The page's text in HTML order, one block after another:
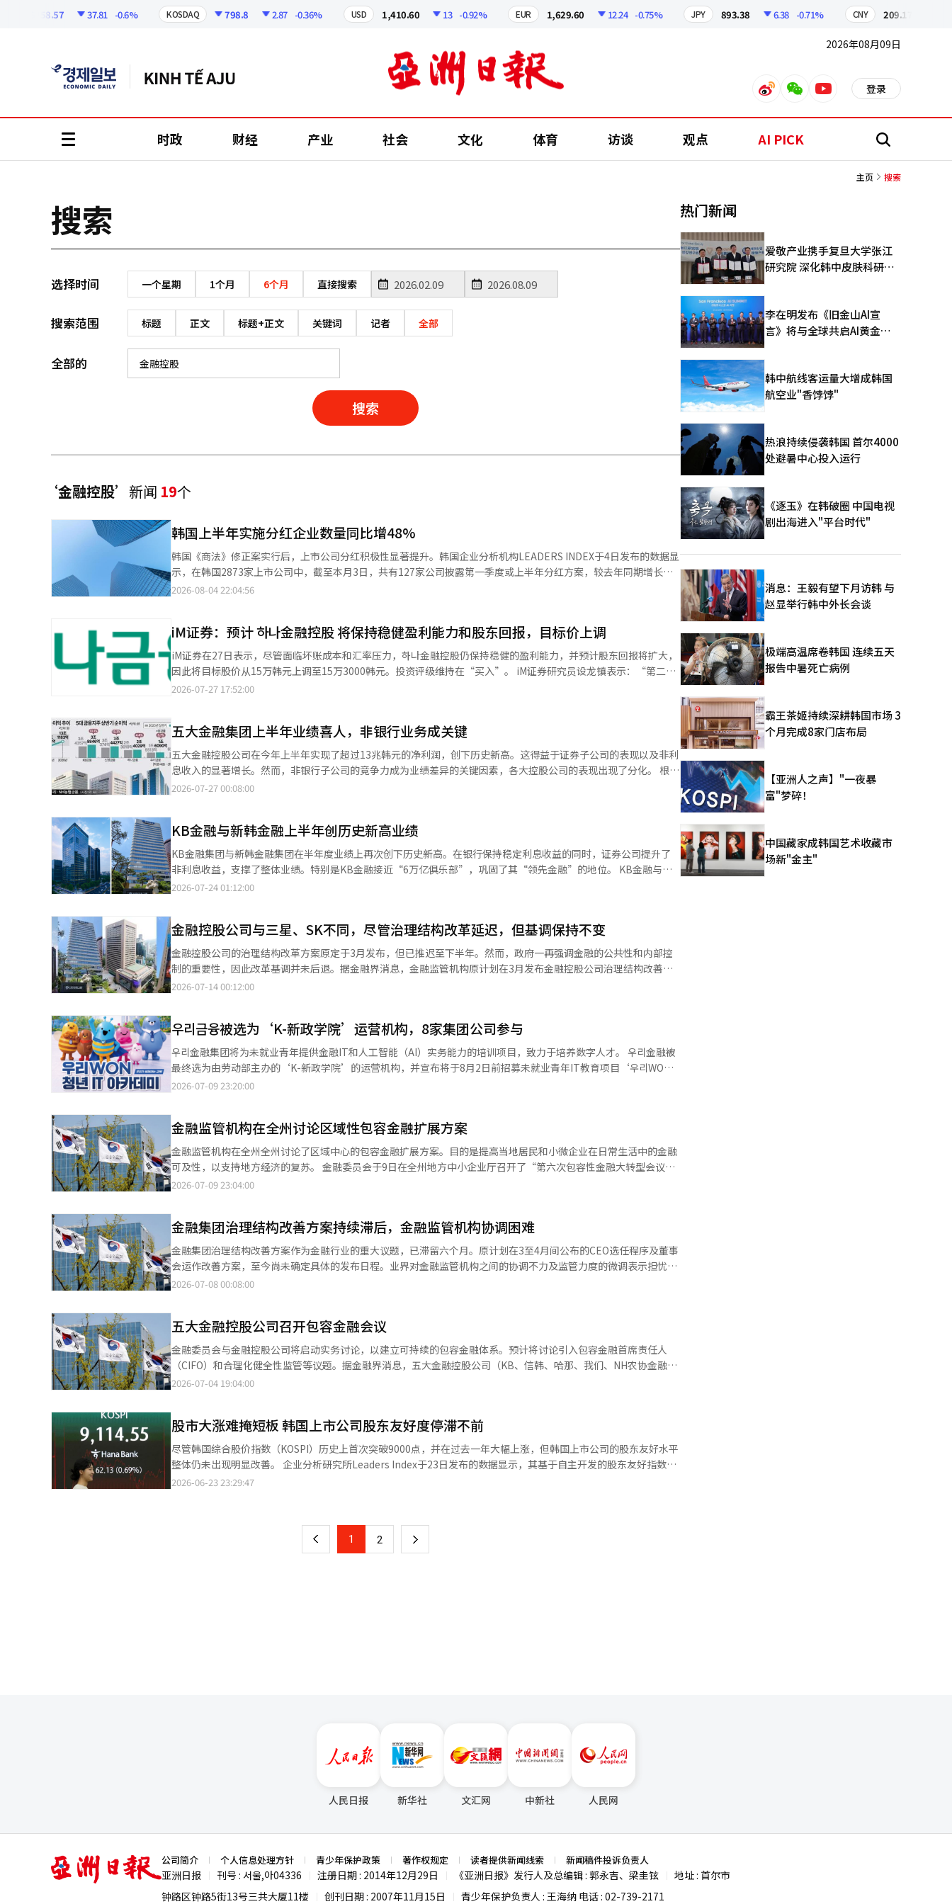
6258.57 37.81 -0.6% KOSDAQ 798.8 2.87 -0.36% USD 1,410.60 13 -0.92% EUR 1,629.60 12.24 -0.75% JPY 893.38 6.38 -0.71% CNY 209.17
2026年08月09日
weiboweixinyoutube 登录
时政 财经 产业 社会 文化 体育 访谈 观点 AI PICK 搜
主页 搜索
搜索
选择时间 一个星期 1个月 6个月 直接搜索
搜索范围 标题 正文 标题+正文 关键词 记者 全部
全部的
搜索
‘金融控股’ 新闻 19个
韩国上半年实施分红企业数量同比增48%
韩国《商法》修正案实行后，上市公司分红积极性显著提升。韩国企业分析机构LEADERS INDEX于4日发布的数据显
示，在韩国2873家上市公司中，截至本月3日，共有127家公司披露第一季度或上半年分红方案，较去年同期增长
47.7%。 上述企业上半年分红总额由去年同期的11.416万亿韩元（约合人民币541.6亿元）增至13.52万亿韩元，同比
2.4533万亿韩元和2.4559万亿韩元，上半年累计分红4.9092万亿韩元。不过，受股价上涨影响，三星电子股息率第一
季度和第二季度分别为0.2%和0.1%。 现代汽车以1.3092万亿韩元的上半年分红规模位居第二。韩国四大金融控股公
司分红规模也较去年同期明显增加，其中KB金融控股、新韩金融控股、韩亚金融控股和友利金融控股分别派发股息
8109亿韩元、6963亿韩元、6151亿韩元和3210亿韩元，同比分别增长21.1%、25.4%、23%和9.1%。 HD现代集团
旗下多家公司分红增长尤为明显。其中，HD现代重工、HD韩国造船海洋、HD现代、HD现代电气和HD现代海洋解决
年728亿韩元的分红收入位居第一；现代汽车集团名誉会长郑梦九以671亿韩元排名第二；峨山财团理事长郑梦准以
546亿韩元位列第三。 去年排名第一的三星家族成员、Leeum美术馆名誉馆长洪罗喜因出售部分股票筹措遗产税资
金，今年分红收入降至544亿韩元，排名第四。三星物产社长李叙显（341亿韩元）、新罗酒店社长李富真（312亿韩
元）、现代汽车集团会长郑义宣（284亿韩元）、SK集团会长崔泰源（195亿韩元）、好丽友集团副会长李和卿
（141亿韩元）以及HD现代会长郑基宣（126亿韩元）也跻身前十。 此外，在127家公布分红方案的企业中，包括友
2026-08-04 22:04:56
iM证券：预计 하나金融控股 将保持稳健盈利能力和股东回报，目标价上调
iM证券在27日表示，尽管面临坏账成本和汇率压力，하나金融控股仍保持稳健的盈利能力，并预计股东回报将扩大，
因此将目标股价从15万韩元上调至15万3000韩元。投资评级维持在“买入”。 iM证券研究员设龙镇表示：“第二季
度的归母净利润为1兆1928亿韩元，同比增长1.7%，符合预期。”他指出：“尽管汇率上升和大规模坏账成本的影
主要来自银行和证券资产管理部门，手续费收入大幅增加。”他预计：“考虑到当前汇率水平，下半年将基于非货币
性汇兑收益和股票挂钩证券（ELS）准备金的回收，盈利将进一步改善。” 设研究员表示：“集团的普通股资本充足
率（CET1）在汇率等因素的影响下，依然保持稳健的盈利能力，防止了下降幅度。”他还透露：“下半年将宣布约
2500亿韩元的自购股票和注销计划，并计划在第三季度业绩发布时再次宣布自购股票和注销。” 同时，他补充
道：“新的价值提升政策提出了目标股东权益回报率（ROE）12%、CET1比率13%以上以及总股东回报率50%以上
翻译与编辑。
2026-07-27 17:52:00
五大金融集团上半年业绩喜人，非银行业务成关键
五大金融控股公司在今年上半年实现了超过13兆韩元的净利润，创下历史新高。这得益于证券子公司的表现以及非利
息收入的显著增长。然而，非银行子公司的竞争力成为业绩差异的关键因素，各大控股公司的表现出现了分化。 根据
金融界的统计，KB、信韩、 하나、我们和NH农协金融等五大金融控股公司上半年的合并净利润为13兆1183亿韩元，
亿韩元（增长4.4%），农协金融1兆7791亿韩元（增长9.2%），我们金融1兆6090亿韩元（增长3.7%）。除我们金
融外，其他四家控股公司均创下了半年度最高业绩。 今年上半年最显著的变化是非银行部门的影响力扩大。五大金融
控股公司上半年的非利息收入合计达到10兆7776亿韩元，创下历史新高，较去年同期增长27.6%。在股市繁荣的背
景下，资本市场部门的手续费收入推动了整体业绩的增长。 各控股公司的表现也因非银行子公司的业绩而有所不同。
证券部门的业绩明显影响了金融控股公司整体利润的增长，规模相对较小的 하나和我们金融的业绩改善幅度不及KB
7963亿韩元，占集团整体净利润的21%。 信韩金融的信韩投资证券也实现了净利润5777亿韩元，同比增长123%，
推动了整体业绩。非银行部门的利润贡献度也上升至35%。农协金融的NH投资证券上半年实现净利润9652亿韩元，
非银行贡献度提高至39.7%。因此，农协金融超越我们金融，稳居金融控股公司净利润第四位。 相反， 하나金融和我
们金融未能克服非银行子公司规模的差异，表现相对平稳。虽然 하나证券的净利润增长了155.7%，达到2731亿韩
元，增幅显著，但与领先集团相比，绝对规模仍然较小。我们投资证券在同一时期的净利润增长了47%，但仅为247
士表示：“在家庭贷款监管的背景下，证券和资产管理等非银行子公司在集团业绩中的作用日益增强。下半年，资本
市场的竞争力将成为金融控股公司盈利能力的关键变量。”
2026-07-27 00:08:00
KB金融与新韩金融上半年创历史新高业绩
KB金融集团与新韩金融集团在半年度业绩上再次创下历史新高。在银行保持稳定利息收益的同时，证券公司提升了
非利息收益，支撑了整体业绩。特别是KB金融接近“6万亿俱乐部”，巩固了其“领先金融”的地位。 KB金融与新
韩金融在23日的业绩发布会上表示，今年上半年净利润分别为3兆8846亿韩元和3兆4427亿韩元，均为半年度历史最
的繁荣使得非利息收益显著上升。 KB金融上半年的利息收益和非利息收益分别为6兆4783亿韩元和3兆6292亿韩元，
较去年同期增长1.7%和33.3%。在稳定的利息收益基础上，股市的繁荣使得手续费收益大幅提升。新韩金融的上半年
利息收益和非利息收益分别为6兆1585亿韩元和2兆6381亿韩元，增长7.7%和19.7%。 业绩在非银行子公司中有所不
同。上半年KB金融的非银行净收益占比达到44%，而新韩金融则为35%。新韩金融正在考虑收购包括乐天保险在内
的保险公司，以加强其非银行子公司。 不过，核心子公司“领先银行”的地位由新韩银行占据。新韩银行在第一季度
元，同比增长1.7%。 随着KB金融和新韩金融的良好业绩，市场预计四大金融控股公司（KB、新韩、 하나、우리金
融）的上半年净利润也将创下半年度历史新高。根据F&Guide的预测， 하나金融和우리金融的上半年净利润预计分别
为2兆4900亿韩元和1兆5360亿韩元。因此，四大控股公司的上半年净利润规模预计为11兆3533亿韩元。 하나和우리
金融将在24日发布上半年业绩。
2026-07-24 01:12:00
金融控股公司与三星、SK不同，尽管治理结构改革延迟，但基调保持不变
金融控股公司的治理结构改革方案原定于3月发布，但已推迟至下半年。然而，政府一再强调金融的公共性和内部控
制的重要性，因此改革基调并未后退。据金融界消息，金融监管机构原计划在3月发布金融控股公司治理结构改善方
案，但由于与总统府的协调工作延长，尚未确定具体的发布时点。该改革方案预计将包括首席执行官(CEO)连任标
准的协调过程，并非政策方向的改变。政策室长金永范在最近的一次论坛上表示：“金融控股公司的外资持股超过
60%，但不能与三星、SK相提并论。”KB、信韩、 하나、我们的四大金融控股公司外资持股率大多超过60%。虽然
三星电子和SK集团的外资持股也超过一半，但政府对这两个行业的看法有所不同。半导体等高科技产业被视为国家竞
争力的战略产业，而金融则因其强烈的公共性，需要更严格的管理和责任。金融界认为，金室长的发言虽然没有直接
提及治理结构改革，但反映了政府对金融控股公司应加强公共性和责任的看法。这一基调与李在明总统的既往发言相
是盈利。去年底的金融委员会工作报告中批评道：“放任不管会导致腐败的内圈形成，少数人随意行使控制权。”因
此，尽管改革方案的发布推迟至下半年，但预计将继续加强董事会的制衡功能、内部控制和管理层的责任。金融界人
士表示：“在加强金融公司的公共性和责任的同时，必须找到不过度损害管理自主性的平衡点。”※ 本报道经人工智
能（AI）系统翻译与编辑。
2026-07-14 00:12:00
우리금융被选为‘K-新政学院’运营机构，8家集团公司参与
우리金融集团将为未就业青年提供金融IT和人工智能（AI）实务能力的培训项目，致力于培养数字人才。 우리金融被
最终选为由劳动部主办的‘K-新政学院’的运营机构，并宣布将于8月2日前招募未就业青年IT教育项目‘우리WON
青年IT学院’的学员。 K-新政学院是大型企业等为未就业青年设计和运营的职业培训项目，属于劳动部的青年支持事
司共同参与。将选拔60名年龄在15岁至34岁之间的未就业青年，提供总计600小时的数字职能能力开发（416小时）
和金融行业整体理解（184小时）课程。 此次课程将由우리金融的员工专家直接担任讲师，传授金融行业的实务经验
和诀窍，采用以现场为中心的教育方式。新引入AX黑客马拉松和金融AX洞察项目，让学员们通过AI技术直接解决金
融问题，进行实战项目。 최성석우리金融未来基金副部长表示：“우리WON青年IT学院旨在支持青年增强数字能力和
为稳定的未来做好准备”，并表示：“我们将尽最大努力支持需要帮助的青年实现自立和成长。”※ 本报道经人工智
2026-07-09 23:20:00
金融监管机构在全州讨论区域性包容金融扩展方案
金融监管机构在全州全州讨论了区域中心的包容金融扩展方案。目的是提高当地居民和小微企业在日常生活中的金融
可及性，以支持地方经济的复苏。 金融委员会于9日在全州地方中小企业厅召开了“第六次包容性金融大转型会议暨
区域金融座谈会”。会议上，出席了全州特别自治道知事李元泽、邮政事业本部本部长朴仁焕、全州、光州、釜山银
的金融困难。李委员长强调：“地方均衡发展不仅是地方的问题，也是影响韩国可持续增长的国家性课题。”他指
出：“区域金融是保护小微企业日常生活和支持地方企业成长的核心基础。” 金融委员会计划推动居民和中小企业、
小微企业能够感受到的生活贴近型金融政策。从20日起，全国20个总管邮局将启动银行代理业务的试点项目。无法前
往银行网点的当地居民可以在附近的邮局咨询和申请国民银行、信贷银行、我们的银行和 하나银行的个人信用贷款和
新希望种子贷款，并在比较各银行的审核结果后签订贷款协议。 地方银行和互联网专业银行将共同推进小微企业和个
出相关产品。此举旨在结合地方银行的区域贴近型审核能力和互联网银行的低融资成本及非面对面渠道，降低地方中
小企业和小微企业的利率负担。 针对地方弱势群体的共生保险也将得到扩展。保险行业利用300亿韩元规模的共生基
金，为地方弱势群体提供免费的定制保险。全州于去年9月与保险行业首次签署了共生保险业务协议，预计下个月将
为全州的小微企业提供包括意外和火灾保险在内的综合保险。 金融委员会计划未来向独居老人等弱势老年群体提供意
外保险和健康护理服务，并扩大应对气候灾害和网络诈骗等新风险的保险保障。改版后的共生保险产品预计在2027年
2026-07-09 23:04:00
金融集团治理结构改善方案持续滞后，金融监管机构协调困难
金融集团治理结构改善方案作为金融行业的重大议题，已滞留六个月。原计划在3至4月间公布的CEO选任程序及董事
会运作改善方案，至今尚未确定具体的发布日程。业界对金融监管机构之间的协调不力及监管力度的微调表示担忧，
认为这可能削弱政策的推动力。 根据7日金融界的消息，金融委员会与金融监督院尚未确定治理结构改善方案的发布
致方案的有效性下降。目前预计将在15日总统工作报告前发布。 治理结构改善方案的工作始于去年12月，时任总统
李在明对金融控股公司董事长连任的惯例提出了“腐败的内圈”批评。今年1月，金融委员会和金融监督院成立了金
融控股公司治理结构改善工作组，原定于3月中旬发布，但在几小时后突然取消，引发了对金融监管机构意见不合的
猜测。 随后，金融界原本预计在7月2日公布改善方案，但这一预期也未能实现。金融监督院长李灿镇在7月3日之前
表示“KB金融控股公司正在进行候选人短名单的工作，方案将在此之前发布”，但金融委员会随后表示“尚未确定
后的拉锯战。改善方案预计将包括加强董事长选任程序的透明度、改善高管候选人推荐委员会的运作、增强董事会的
独立性以及完善管理继承程序等内容。 然而，金融监管机构也面临着过度限制金融控股公司自主性的问题，可能引发
政府对民营金融公司经营的过度干预，重新点燃“官治金融”的争议。 随着改善方案的发布延迟，金融控股公司在短
期内减轻了压力。今年3月，新韩金融控股公司董事长真玉东、我们的金融控股公司董事长任钟龙以及BNK金融控股
公司董事长邊大仁确认连任。预计在11月进行的KB金融控股公司新董事长选举中，新的制度适用的可能性降低，实
2026-07-08 00:08:00
五大金融控股公司召开包容金融会议
金融委员会与金融控股公司将启动实务讨论，以建立可持续的包容金融体系。预计将讨论引入包容金融首席责任人
（CIFO）和合理化健全性监管等议题。据金融界消息，五大金融控股公司（KB、信韩、哈那、我们、NH农协金融）
计划于下周与金融委员会进行包容金融相关讨论。金融控股公司与金融监管机构希望通过此次会议细化包容金融综合
容金融。这一构想旨在将包容金融确立为金融公司经营的核心要素。为此，还将探讨将包容金融绩效与员工评估及激
励体系相结合的方案。此外，还将共同探讨建立信用评估体系、金融-就业-福利复合支持方案、健全性监管及替代信
息利用等大框架。金融委员会指出，许多弱势群体因缺乏金融历史而受到金融服务的限制。因此，预计将讨论通过确
认通信费用、纳税、购物等非金融历史来吸纳金融边缘群体的方案。金融控股公司也预计将提出在推进包容金融过程
中遇到的困难。信韩金融控股公司副社长高锡焕在6月17日举行的金融委员会包容金融现场大讨论会上曾要求对负担
2026-07-04 19:04:00
股市大涨难掩短板 韩国上市公司股东友好度停滞不前
尽管韩国综合股价指数（KOSPI）历史上首次突破9000点，并在过去一年大幅上涨，但韩国上市公司的股东友好水平
整体仍未出现明显改善。 企业分析研究所Leaders Index于23日发布的数据显示，其基于自主开发的股东友好指数
（SFI）对2329家韩国上市公司进行评估，其中包括782家KOSPI上市公司和1547家韩国创业板（KOSDAQ）上市公
分（50.2分）小幅提升。相反，KOSDAQ上市公司平均得分为472.3分（42.9分），较去年的502.7分（45.7分）下降
2026-06-23 23:29:47
上 1 2 下
热门新闻
爱敬产业携手复旦大学张江
研究院 深化韩中皮肤科研合
李在明发布《旧金山AI宣
言》将与全球共启AI黄金时
韩中航线客运量大增成韩国
航空业"香饽饽"
热浪持续侵袭韩国 首尔4000
处避暑中心投入运行
《逐玉》在韩破圈 中国电视
剧出海进入"平台时代"
消息：王毅有望下月访韩 与
赵显举行韩中外长会谈
极端高温席卷韩国 连续五天
报告中暑死亡病例
霸王茶姬持续深耕韩国市场 3
个月完成8家门店布局
【亚洲人之声】"一夜暴
富"梦碎！
中国藏家成韩国艺术收藏市
场新"金主"
人民日报 新华社 文汇网 中新社 人民网
亚
洲
日
公司简介 个人信息处理方针 青少年保护政策 著作权规定 读者提供新闻线索 新闻稿件投诉负责人
亚洲日报 刊号 : 서울,아04336 注册日期 : 2014年12月29日 《亚洲日报》发行人及总编辑 : 郭永吉、梁圭铉
地址 : 首尔市
钟路区钟路5街13号三共大厦11楼
创刊日期 : 2007年11月15日 青少年保护负责人 : 王海纳 电话 : 02-739-2171